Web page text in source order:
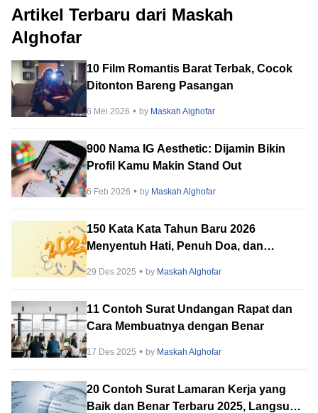
Artikel Terbaru dari Maskah
Alghofar
10 Film Romantis Barat Terbak, Cocok
Ditonton Bareng Pasangan
6 Mei 2026 by Maskah Alghofar
900 Nama IG Aesthetic: Dijamin Bikin
Profil Kamu Makin Stand Out
6 Feb 2026 by Maskah Alghofar
150 Kata Kata Tahun Baru 2026
Menyentuh Hati, Penuh Doa, dan
29 Des 2025 by Maskah Alghofar
11 Contoh Surat Undangan Rapat dan
Cara Membuatnya dengan Benar
17 Des 2025 by Maskah Alghofar
20 Contoh Surat Lamaran Kerja yang
Baik dan Benar Terbaru 2025, Langsung